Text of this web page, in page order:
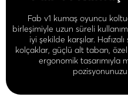
Fab v1 kumaş oyuncu
birleşimiyle uzun süreli
iyi şekilde karşılar.
kolçaklar, güçlü alt taban,
ergonomik tasarımıyla
pozisyonunuzu